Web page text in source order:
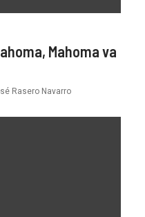
Mahoma va
Rasero Navarro